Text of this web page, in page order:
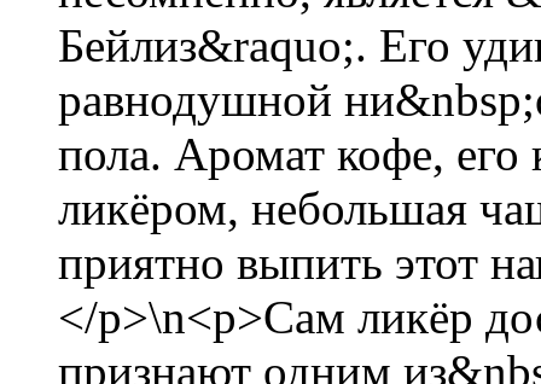
Бейлиз&raquo;. Его
равнодушной
пола. Аромат кофе,
ликёром, небольшая
приятно выпить этот
</p>\n<p>Сам ликёр
признают одним